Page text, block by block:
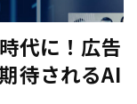
代に！広告
待されるAI